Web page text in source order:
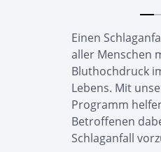
Einen
aller Menschen
Bluthochdruck
Lebens. Mit
Programm
Betroffenen
Schlaganfall